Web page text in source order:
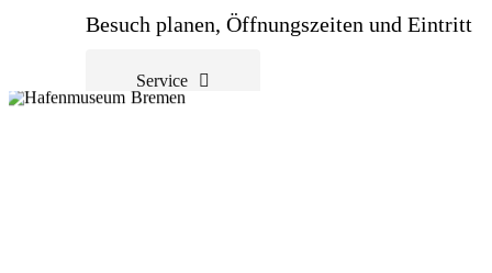
Besuch planen, Öffnungszeiten und Eintritt
Service